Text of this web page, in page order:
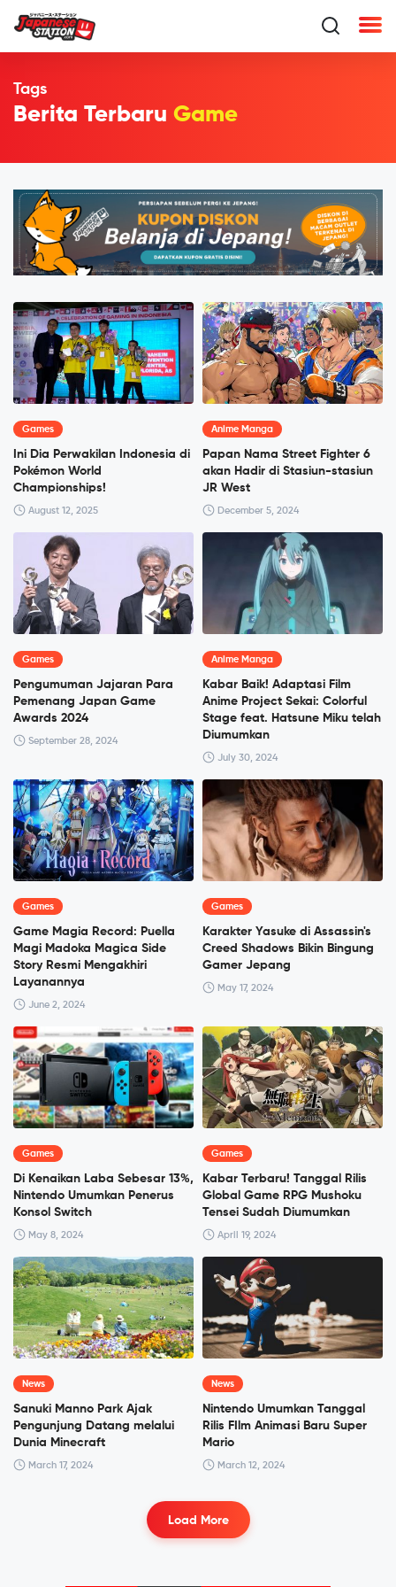
Tags
Berita Terbaru Game
Games
Ini Dia Perwakilan Indonesia di
Pokémon World
Championships!
August 12, 2025
Anime Manga
Papan Nama Street Fighter 6
akan Hadir di Stasiun-stasiun
JR West
December 5, 2024
Games
Pengumuman Jajaran Para
Pemenang Japan Game
Awards 2024
September 28, 2024
Anime Manga
Kabar Baik! Adaptasi Film
Anime Project Sekai: Colorful
Stage feat. Hatsune Miku telah
Diumumkan
July 30, 2024
Games
Game Magia Record: Puella
Magi Madoka Magica Side
Story Resmi Mengakhiri
Layanannya
June 2, 2024
Games
Karakter Yasuke di Assassin's
Creed Shadows Bikin Bingung
Gamer Jepang
May 17, 2024
Games
Di Kenaikan Laba Sebesar 13%,
Nintendo Umumkan Penerus
Konsol Switch
May 8, 2024
Games
Kabar Terbaru! Tanggal Rilis
Global Game RPG Mushoku
Tensei Sudah Diumumkan
April 19, 2024
News
Sanuki Manno Park Ajak
Pengunjung Datang melalui
Dunia Minecraft
March 17, 2024
News
Nintendo Umumkan Tanggal
Rilis FIlm Animasi Baru Super
Mario
March 12, 2024
Load More